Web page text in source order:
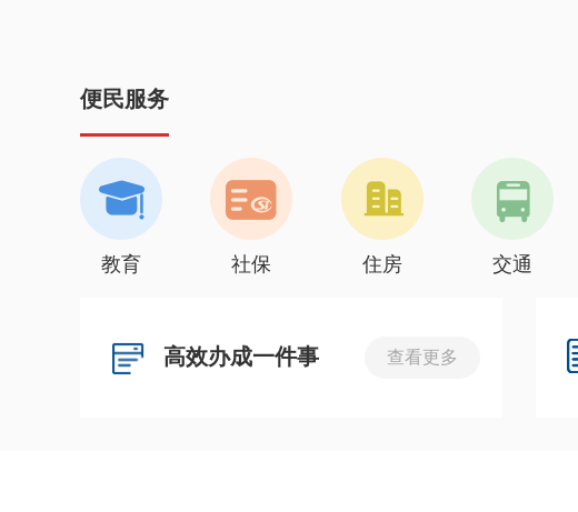
便民服务
教育 社保 住房 交通
高效办成一件事 查看更多